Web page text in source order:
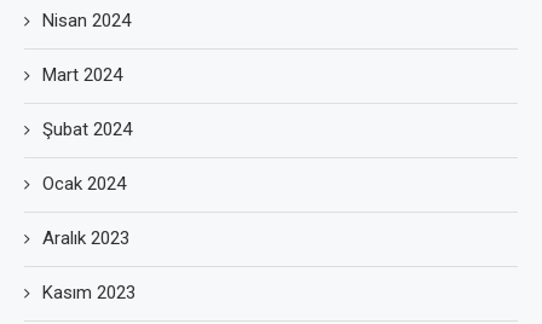
Nisan 2024
Mart 2024
Şubat 2024
Ocak 2024
Aralık 2023
Kasım 2023